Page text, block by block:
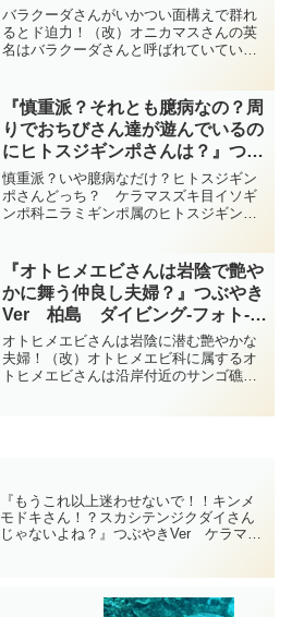
島 ダイビング‐フォト‐
tsubuankun
バラクーダさんがいかつい面構えで群れ
るとド迫力！（改）オニカマスさんの英
名はバラクーダさんと呼ばれていていか
を開くとするどく危険な牙を持っており
「こんな牙で咬まれたらひ...
『慎重派？それとも臆病なの？周
りでおちびさん達が遊んでいるの
にヒトスジギンポさんは？』つぶ
やきVer ケラマ diving-photo‐
tsubuankun
慎重派？いや臆病なだけ？ヒトスジギン
ポさんどっち？ ケラマスズキ目イソギ
ンポ科ニラミギンポ属のヒトスジギンポ
ゴさんの一番高いところで堂々とではな
くサンゴさんの陰にちょっ...
『オトヒメエビさんは岩陰で艶や
かに舞う仲良し夫婦？』つぶやき
Ver 柏島 ダイビング‐フォト‐
tsubuankun
オトヒメエビさんは岩陰に潜む艶やかな
夫婦！（改）オトヒメエビ科に属するオ
トヒメエビさんは沿岸付近のサンゴ礁や
『もうこれ以上迷わせないで！！キンメ
モドキさん！？スカシテンジクダイさん
じゃないよね？』つぶやきVer ケラマ